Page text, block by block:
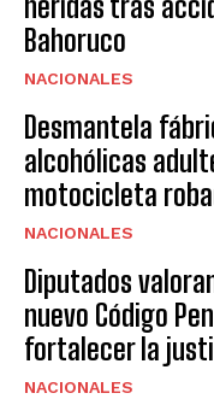
Bahoruco
NACIONALES
Desmantela
alcohólicas
motocicleta
NACIONALES
Diputados
nuevo Código
fortalecer la
NACIONALES